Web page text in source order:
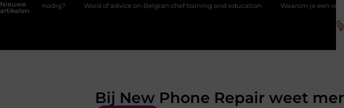
Nieuwe
artikelen
nodig? Word of advice on Belgian chef training and education Waarom je een
Bij New Phone Repair weet